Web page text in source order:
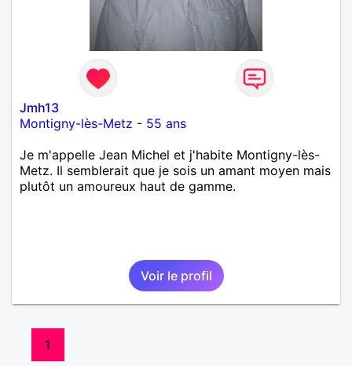
Jmh13
Montigny-lès-Metz - 55 ans
Je m'appelle Jean Michel et j'habite Montigny-lès-
Metz. Il semblerait que je sois un amant moyen mais
plutôt un amoureux haut de gamme.
Voir le profil
1